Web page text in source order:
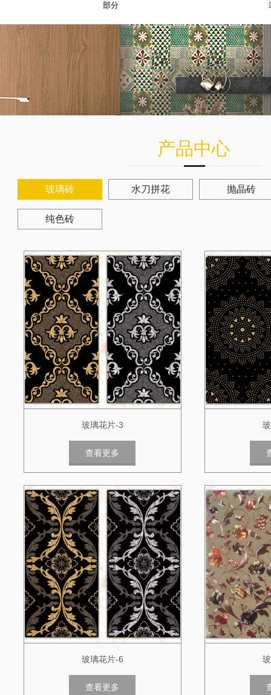
部分
产品中心
玻璃砖 水刀拼花 抛晶砖
纯色砖
玻璃花片-3
查看更多
玻璃花片-6
查看更多